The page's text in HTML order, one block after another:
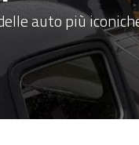
auto più